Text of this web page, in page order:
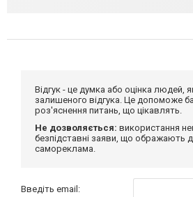
Відгук - це думка або оцінка
залишеного відгука. Це допоможе
роз'яснення питань, що цікавлять.
Не дозволяється: використання
безпідставні заяви, що ображають
самореклама.
Введіть email: